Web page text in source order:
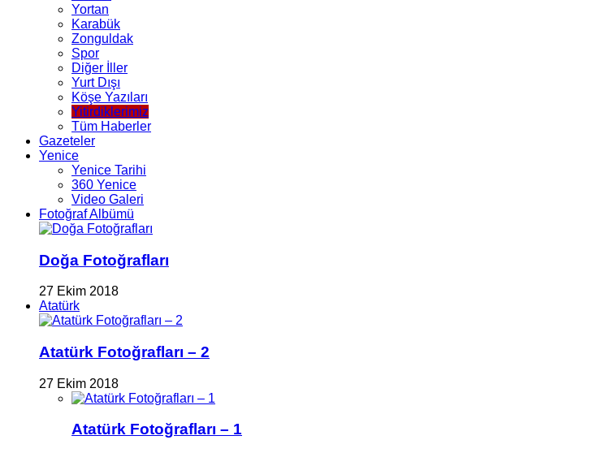
Yortan
Karabük
Zonguldak
Spor
Diğer İller
Yurt Dışı
Köşe Yazıları
Yitirdiklerimiz
Tüm Haberler
Gazeteler
Yenice
Yenice Tarihi
360 Yenice
Video Galeri
Fotoğraf Albümü
Doğa Fotoğrafları
27 Ekim 2018
Atatürk
Atatürk Fotoğrafları – 2
27 Ekim 2018
Atatürk Fotoğrafları – 1